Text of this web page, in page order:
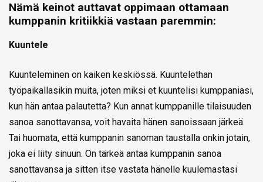
Nämä keinot auttavat oppimaan ottamaan
kumppanin kritiikkiä vastaan paremmin:
Kuuntele
Kuunteleminen on kaiken keskiössä. Kuuntelethan
työpaikallasikin muita, joten miksi et kuuntelisi kumppaniasi,
kun hän antaa palautetta? Kun annat kumppanille tilaisuuden
sanoa sanottavansa, voit havaita hänen sanoissaan järkeä.
Tai huomata, että kumppanin sanoman taustalla onkin jotain,
joka ei liity sinuun. On tärkeä antaa kumppanin sanoa
sanottavansa ja sitten itse vastata hänelle kuulemastasi